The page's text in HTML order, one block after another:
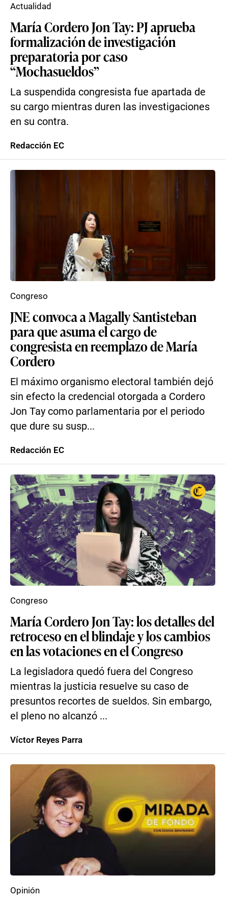
María Cordero Jon Tay: PJ aprueba
formalización de investigación
preparatoria por caso
“Mochasueldos”
La suspendida congresista fue apartada de
su cargo mientras duren las investigaciones
en su contra.
Actualidad
Redacción EC
JNE convoca a Magally Santisteban
para que asuma el cargo de
congresista en reemplazo de María
Cordero
El máximo organismo electoral también dejó
sin efecto la credencial otorgada a Cordero
Jon Tay como parlamentaria por el periodo
que dure su susp...
Congreso
Redacción EC
María Cordero Jon Tay: los detalles del
retroceso en el blindaje y los cambios
en las votaciones en el Congreso
La legisladora quedó fuera del Congreso
mientras la justicia resuelve su caso de
presuntos recortes de sueldos. Sin embargo,
el pleno no alcanzó ...
Congreso
Víctor Reyes Parra
Opinión